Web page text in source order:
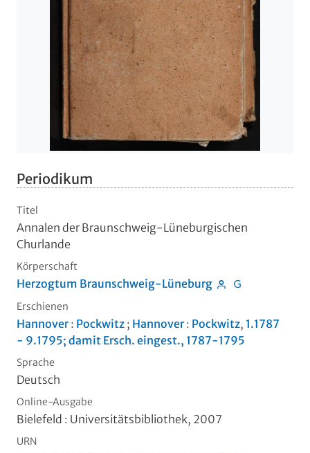
Periodikum
Titel
Annalen der Braunschweig-Lüneburgischen
Churlande
Körperschaft
Herzogtum Braunschweig-Lüneburg
Erschienen
Hannover: Pockwitz ; Hannover: Pockwitz, 1.1787
- 9.1795; damit Ersch. eingest., 1787-1795
Sprache
Deutsch
Online-Ausgabe
Bielefeld : Universitätsbibliothek, 2007
URN